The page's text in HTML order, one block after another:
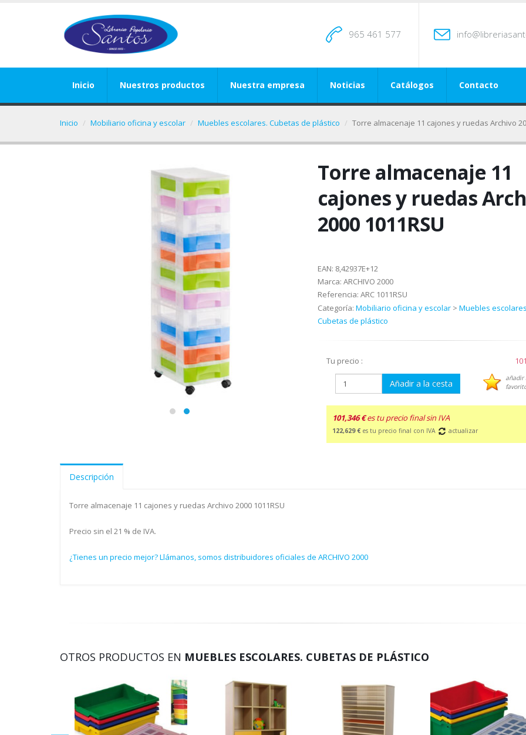
965 461 577
Inicio Nuestros productos Nuestra empresa Noticias Catálogos Contacto
Inicio Mobiliario oficina y escolar Muebles escolares. Cubetas de plástico Torre almacenaje 11 cajones y ruedas Archivo
Torre almacenaje 11
cajones y ruedas
2000 1011RSU
EAN: 8,42937E+12
Marca: ARCHIVO 2000
Referencia: ARC 1011RSU
Categoría: Mobiliario oficina y escolar> Muebles
Cubetas de plástico
Tu precio :
Añadir a la cesta
añadir
101,346 €es tu precio final sin IVA
122,629 € es tu precio final con IVA actualizar
Descripción
Torre almacenaje 11 cajones y ruedas Archivo 2000 1011RSU
Precio sin el 21 % de IVA.
¿Tienes un precio mejor? Llámanos, somos distribuidores oficiales de ARCHIVO 2000
OTROS PRODUCTOS EN MUEBLES ESCOLARES. CUBETAS DE PLÁSTICO